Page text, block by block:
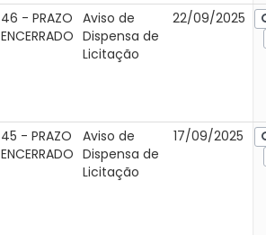
46 - PRAZO
ENCERRADO
Aviso de
Dispensa de
Licitação
22/09/2025
45 - PRAZO
ENCERRADO
Aviso de
Dispensa de
Licitação
17/09/2025